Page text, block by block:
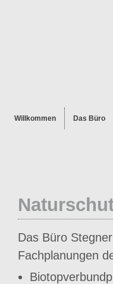
Willkommen Das Büro
Das Büro
Fachplanungen